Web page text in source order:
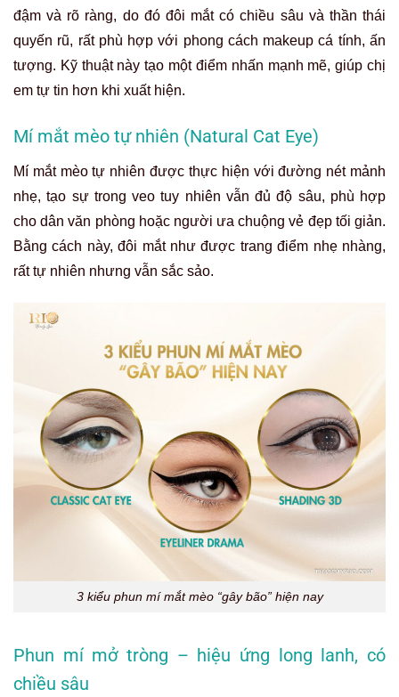
đậm và rõ ràng, do đó đôi mắt có chiều sâu và thần thái
quyến rũ, rất phù hợp với phong cách makeup cá tính, ấn
tượng. Kỹ thuật này tạo một điểm nhấn mạnh mẽ, giúp chị
em tự tin hơn khi xuất hiện.
Mí mắt mèo tự nhiên (Natural Cat Eye)
Mí mắt mèo tự nhiên được thực hiện với đường nét mảnh
nhẹ, tạo sự trong veo tuy nhiên vẫn đủ độ sâu, phù hợp
cho dân văn phòng hoặc người ưa chuộng vẻ đẹp tối giản.
Bằng cách này, đôi mắt như được trang điểm nhẹ nhàng,
rất tự nhiên nhưng vẫn sắc sảo.
3 kiểu phun mí mắt mèo “gây bão” hiện nay
Phun mí mở tròng – hiệu ứng long lanh, có
chiều sâu